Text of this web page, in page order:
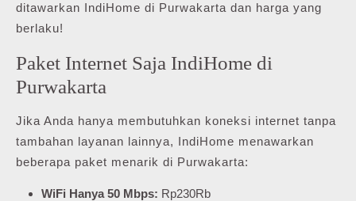
ditawarkan IndiHome di Purwakarta dan harga yang
berlaku!
Paket Internet Saja IndiHome di
Purwakarta
Jika Anda hanya membutuhkan koneksi internet tanpa
tambahan layanan lainnya, IndiHome menawarkan
beberapa paket menarik di Purwakarta:
WiFi Hanya 50 Mbps: Rp230Rb